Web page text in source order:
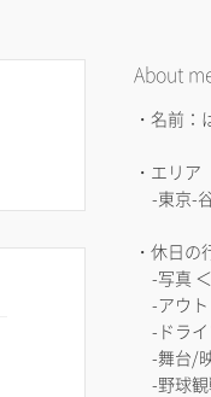
About
・名前：
・エリア
-東京-
・休日の
-写真 ＜
-アウト
-ドライ
-舞台/
-野球観